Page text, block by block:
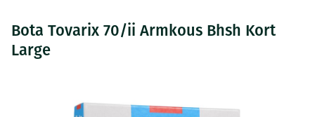
Bota Tovarix 70/ii Armkous Bhsh Kort
Large